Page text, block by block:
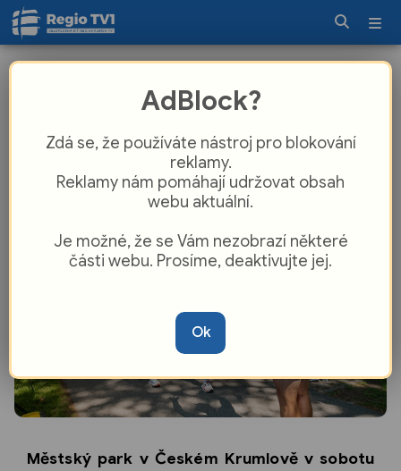
věc. COOP RUN přinesl rekordní
Městský park v Českém Krumlově v sobotu
AdBlock?
Zdá se, že používáte nástroj pro blokování
reklamy.
Reklamy nám pomáhají udržovat obsah
webu aktuální.
Je možné, že se Vám nezobrazí některé
části webu. Prosíme, deaktivujte jej.
Ok